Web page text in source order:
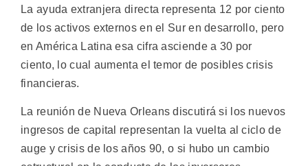
La ayuda extranjera directa representa 12 por ciento
de los activos externos en el Sur en desarrollo, pero
en América Latina esa cifra asciende a 30 por
ciento, lo cual aumenta el temor de posibles crisis
financieras.
La reunión de Nueva Orleans discutirá si los nuevos
ingresos de capital representan la vuelta al ciclo de
auge y crisis de los años 90, o si hubo un cambio